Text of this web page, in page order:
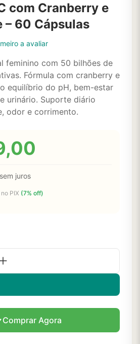
com Cranberry e
– 60 Cápsulas
a avaliar
feminino com 50 bilhões de
Fórmula com cranberry e
equilíbrio do pH, bem-estar
urinário. Suporte diário
odor e corrimento.
sem juros
PIX (7% off)
Comprar Agora